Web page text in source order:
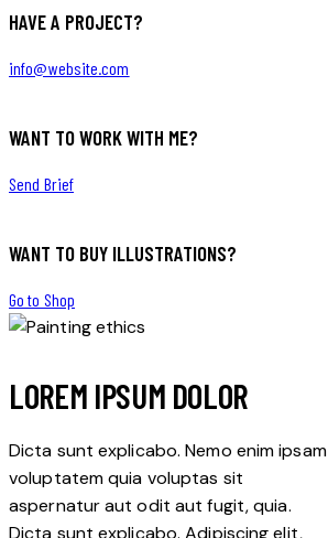
HAVE A PROJECT?
info@website.com
WANT TO WORK WITH ME?
Send Brief
WANT TO BUY ILLUSTRATIONS?
Go to Shop
LOREM IPSUM DOLOR
Dicta sunt explicabo. Nemo enim ipsam
voluptatem quia voluptas sit
aspernatur aut odit aut fugit, quia.
Dicta sunt explicabo. Adipiscing elit,